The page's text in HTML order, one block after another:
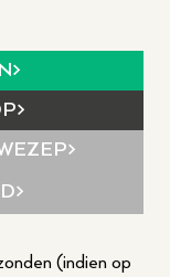
(indien op